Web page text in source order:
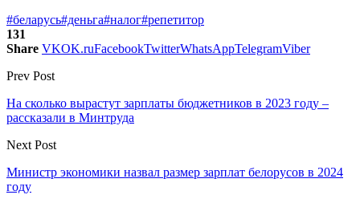
#беларусь#деньга#налог#репетитор
131
Share VKOK.ruFacebookTwitterWhatsAppTelegramViber
Prev Post
На сколько вырастут зарплаты бюджетников в 2023 году –
рассказали в Минтруда
Next Post
Министр экономики назвал размер зарплат белорусов в 2024
году